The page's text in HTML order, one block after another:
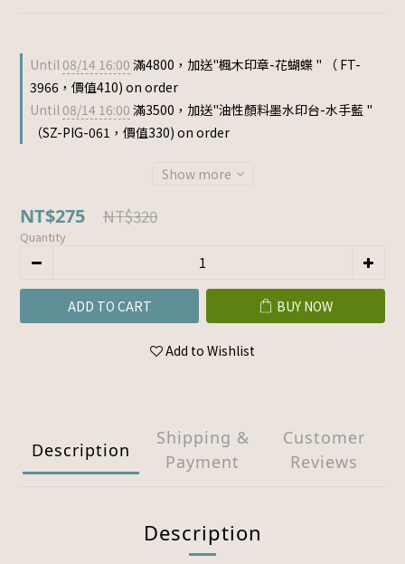
Until 08/14 16:00 滿4800，加送"楓木印章-花蝴蝶 " （ FT-
3966，價值410) on order
Until 08/14 16:00 滿3500，加送"油性顏料墨水印台-水手藍 "
（SZ-PIG-061，價值330) on order
Show more
NT$275 NT$320
Quantity
ADD TO CART BUY NOW
Add to Wishlist
Description
Shipping &
Payment
Customer
Reviews
Description